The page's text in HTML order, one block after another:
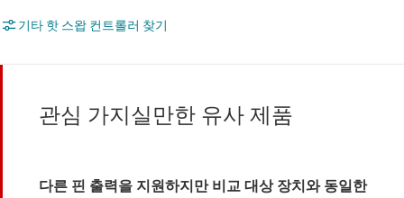
기타 핫 스왑 컨트롤러 찾기
관심 가지실만한 유사 제품
다른 핀 출력을 지원하지만 비교 대상 장치와 동일한